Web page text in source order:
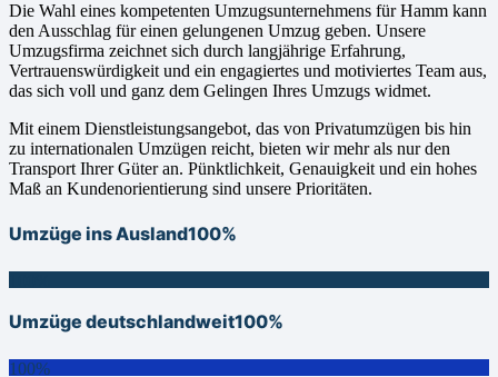
Die Wahl eines kompetenten Umzugsunternehmens für Hamm kann
den Ausschlag für einen gelungenen Umzug geben. Unsere
Umzugsfirma zeichnet sich durch langjährige Erfahrung,
Vertrauenswürdigkeit und ein engagiertes und motiviertes Team aus,
das sich voll und ganz dem Gelingen Ihres Umzugs widmet.
Mit einem Dienstleistungsangebot, das von Privatumzügen bis hin
zu internationalen Umzügen reicht, bieten wir mehr als nur den
Transport Ihrer Güter an. Pünktlichkeit, Genauigkeit und ein hohes
Maß an Kundenorientierung sind unsere Prioritäten.
Umzüge ins Ausland100%
Umzüge deutschlandweit100%
100%